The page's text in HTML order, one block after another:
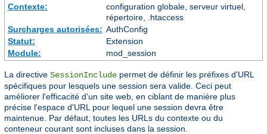
Contexte:
configuration globale, serveur virtuel,
répertoire, .htaccess
Surcharges autorisées: AuthConfig
Statut:
Extension
Module:
mod_session
La directive SessionInclude permet de définir les préfixes d'URL
spécifiques pour lesquels une session sera valide. Ceci peut
améliorer l'efficacité d'un site web, en ciblant de manière plus
précise l'espace d'URL pour lequel une session devra être
maintenue. Par défaut, toutes les URLs du contexte ou du
conteneur courant sont incluses dans la session.